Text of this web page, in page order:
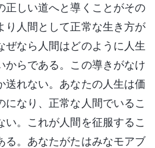
正しい道へと導くことがその
り人間として正常な生き方が
ぜなら人間はどのように人生
からである。この導きがなけ
送れない。あなたの人生は価
になり、正常な人間でいるこ
い。これが人間を征服するこ
る。あなたがたはみなモアブ